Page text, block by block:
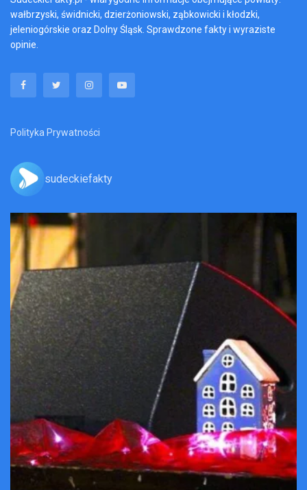
wałbrzyski, świdnicki, dzierżoniowski, ząbkowicki i kłodzki,
jeleniogórskie oraz Dolny Śląsk. Sprawdzone fakty i wyraziste
opinie.
Polityka Prywatności
sudeckiefakty